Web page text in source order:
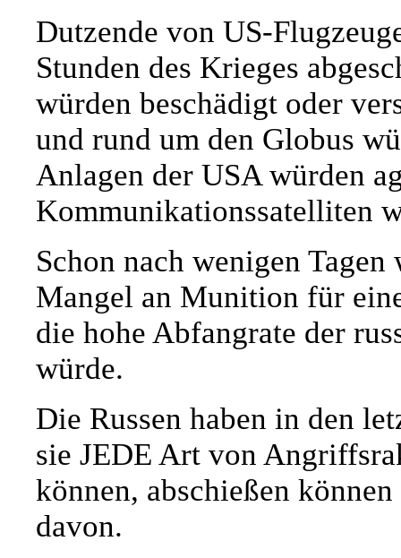
Dutzende von US-
Stunden des Krieges
würden beschädigt oder
und rund um den Globus
Anlagen der USA würden
Kommunikationssatelliten
Schon nach wenigen
Mangel an Munition für
die hohe Abfangrate der
würde.
Die Russen haben in den
sie JEDE Art von
können, abschießen
davon.